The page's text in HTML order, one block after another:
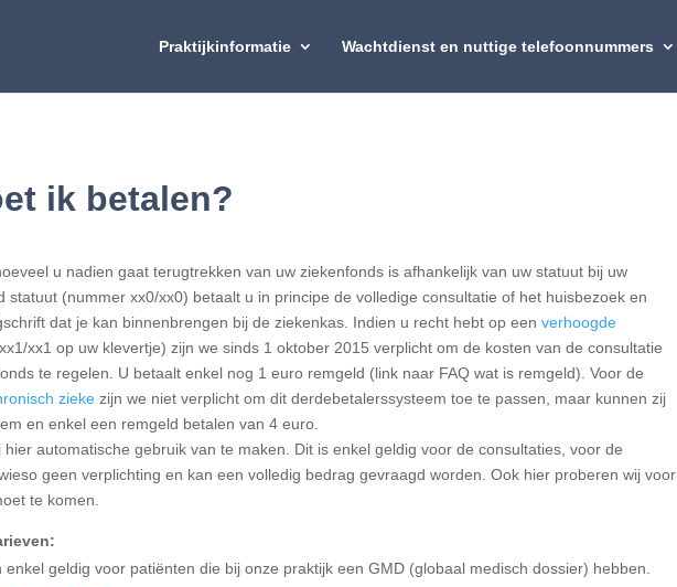
Praktijkinformatie Wachtdienst en nuttige telefoonnummers
ik betalen?
u nadien gaat terugtrekken van uw ziekenfonds is afhankelijk van uw statuut bij uw
statuut (nummer xx0/xx0) betaalt u in principe de volledige consultatie of het huisbezoek en
dat je kan binnenbrengen bij de ziekenkas. Indien u recht hebt op eenverhoogde
xx1/xx1 op uw klevertje) zijn we sinds 1 oktober 2015 verplicht om de kosten van de consultatie
te regelen. U betaalt enkel nog 1 euro remgeld (link naar FAQ wat is remgeld). Voor de
zieke zijn we niet verplicht om dit derdebetalerssysteem toe te passen, maar kunnen zij
en enkel een remgeld betalen van 4 euro.
automatische gebruik van te maken. Dit is enkel geldig voor de consultaties, voor de
geen verplichting en kan een volledig bedrag gevraagd worden. Ook hier proberen wij voor
te komen.
geldig voor patiënten die bij onze praktijk een GMD (globaal medisch dossier) hebben.